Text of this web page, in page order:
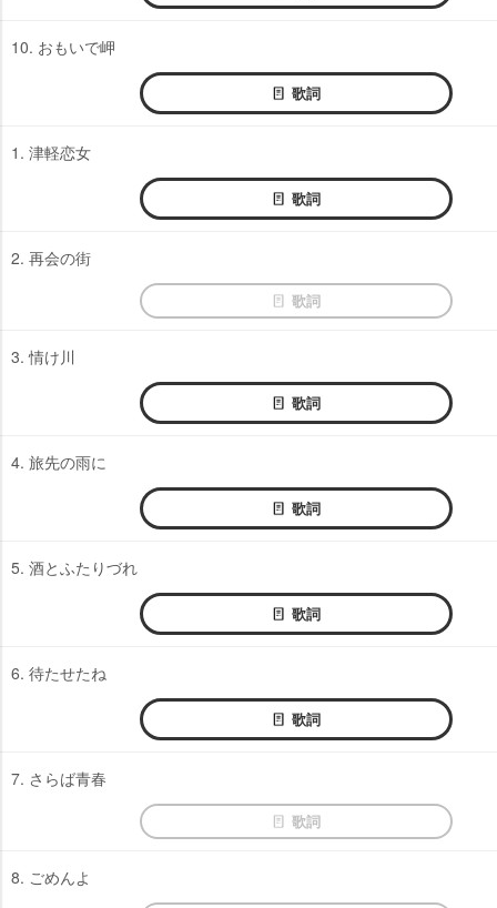
10. おもいで岬
歌詞
1. 津軽恋女
歌詞
2. 再会の街
歌詞
3. 情け川
歌詞
4. 旅先の雨に
歌詞
5. 酒とふたりづれ
歌詞
6. 待たせたね
歌詞
7. さらば青春
歌詞
8. ごめんよ